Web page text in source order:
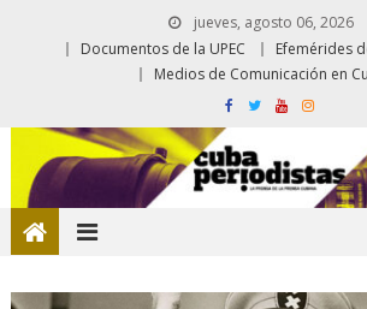
jueves, agosto 06, 2026
Documentos de la UPEC
Efemérides
Medios de Comunicación en